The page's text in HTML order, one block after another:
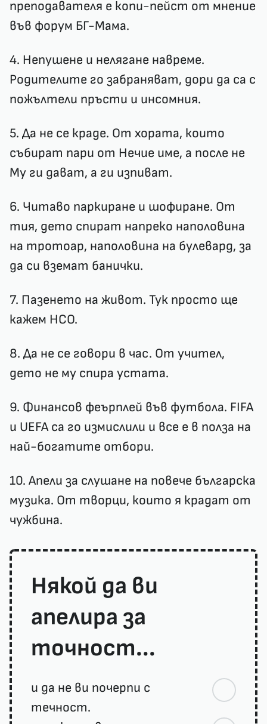
преподавателя е копи-пейст от мнение
във форум БГ-Мама.
4. Непушене и нелягане навреме.
Родителите го забраняват, дори да са с
пожълтели пръсти и инсомния.
5. Да не се краде. От хората, които
събират пари от Нечие име, а после не
Му ги дават, а ги изпиват.
6. Читаво паркиране и шофиране. От
тия, дето спират напреко наполовина
на тротоар, наполовина на булевард, за
да си вземат банички.
7. Пазенето на живот. Тук просто ще
кажем НСО.
8. Да не се говори в час. От учител,
дето не му спира устата.
9. Финансов феърплей във футбола. FIFA
и UEFA са го измислили и все е в полза на
най-богатите отбори.
10. Апели за слушане на повече българска
музика. От творци, които я крадат от
чужбина.
Някой да ви
апелира за
точност...
и да не ви почерпи с
течност.